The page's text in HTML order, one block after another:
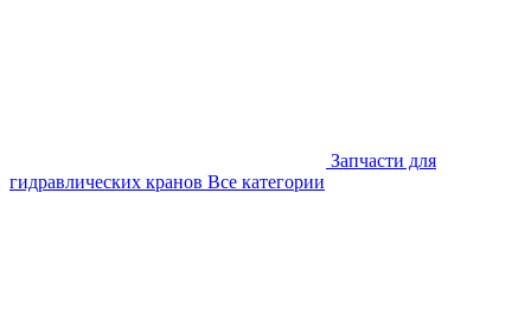
Запчасти для
гидравлических кранов Все категории